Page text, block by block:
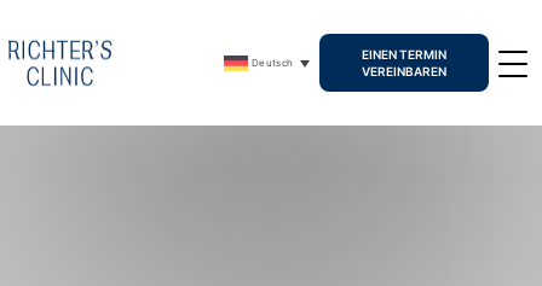
Deutsch
EINEN TERMIN
VEREINBAREN